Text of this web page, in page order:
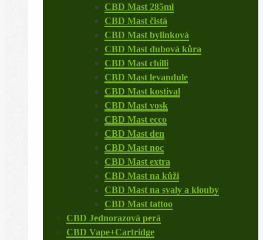
CBD Mast 285ml
CBD Mast čistá
CBD Mast bylinková
CBD Mast dubová kůra
CBD Mast chilli
CBD Mast levandule
CBD Mast kostival
CBD Mast vosk
CBD Mast ecco
CBD Mast den
CBD Mast noc
CBD Mast extra
CBD Mast na kůži
CBD Mast na svaly a klouby
CBD Mast tattoo
CBD Jednorazová perá
CBD Vape+Cartridge